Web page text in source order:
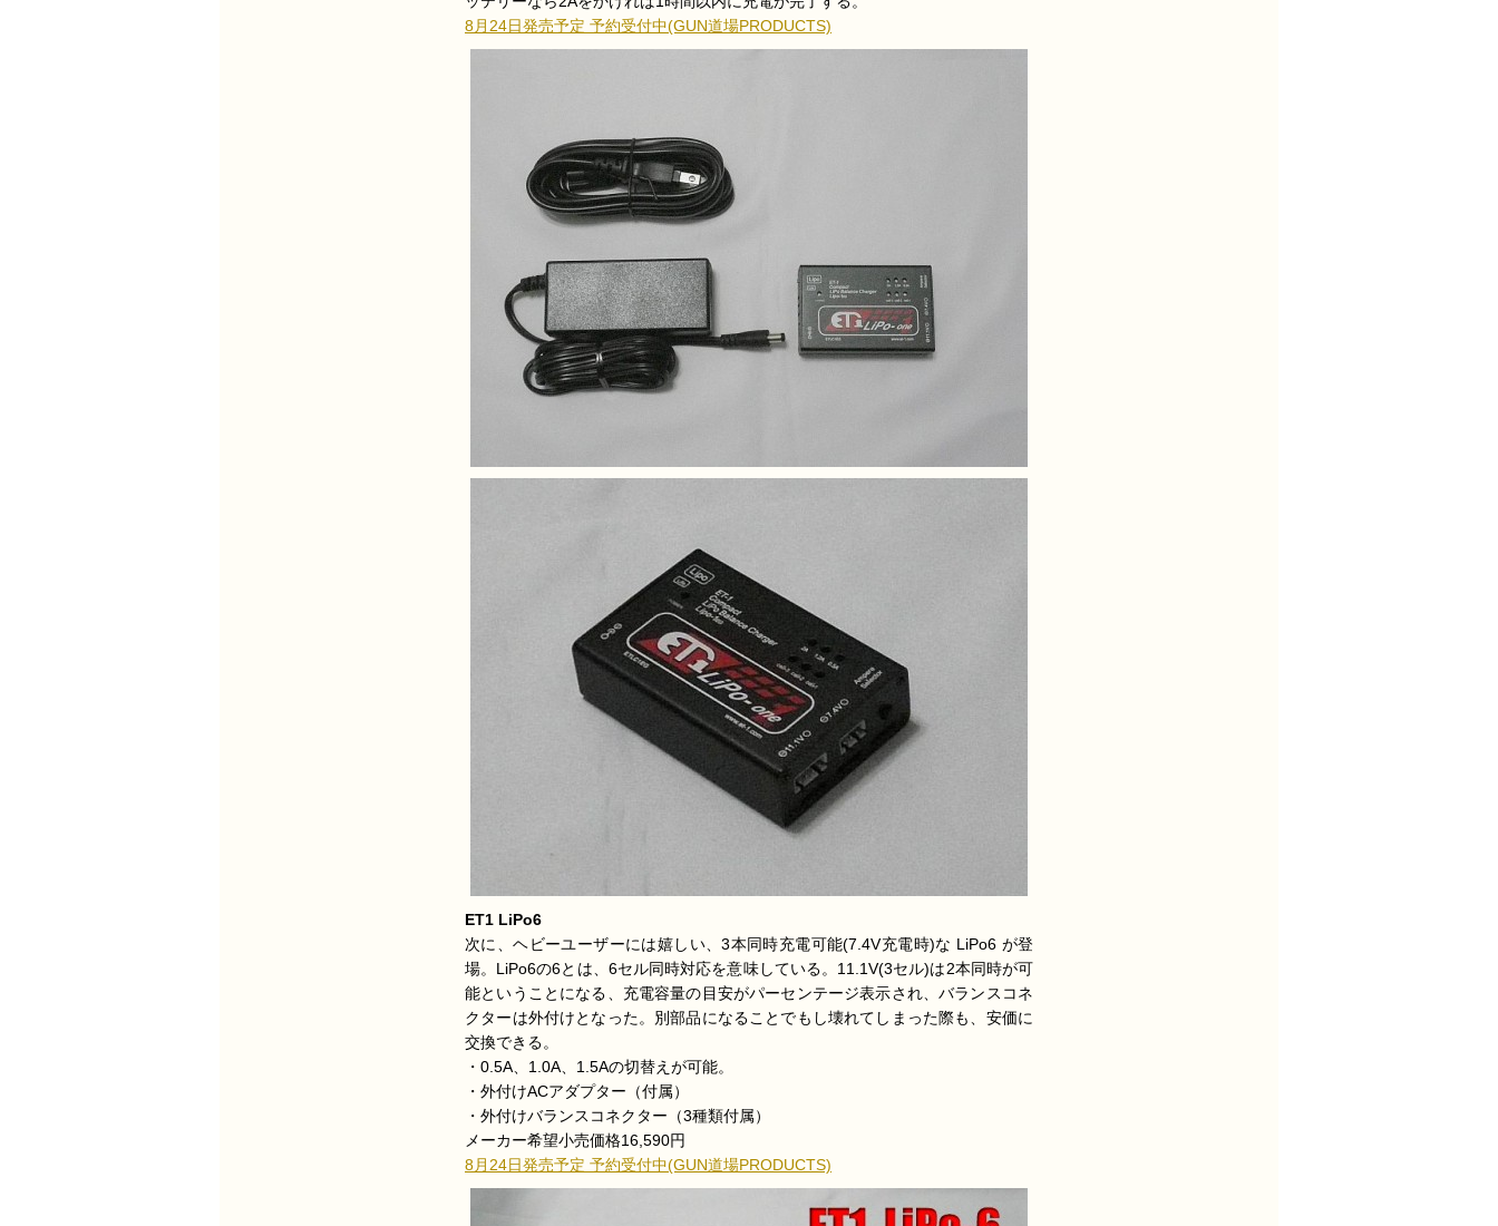
8月24日発売予定 予約受付中(GUN道場PRODUCTS)
ET1 LiPo6
次に、ヘビーユーザーには嬉しい、3本同時充電可能(7.4V充電時)な LiPo6 が登
場。LiPo6の6とは、6セル同時対応を意味している。11.1V(3セル)は2本同時が可
能ということになる、充電容量の目安がパーセンテージ表示され、バランスコネ
クターは外付けとなった。別部品になることでもし壊れてしまった際も、安価に
交換できる。
・0.5A、1.0A、1.5Aの切替えが可能。
・外付けACアダプター（付属）
・外付けバランスコネクター（3種類付属）
メーカー希望小売価格16,590円
8月24日発売予定 予約受付中(GUN道場PRODUCTS)